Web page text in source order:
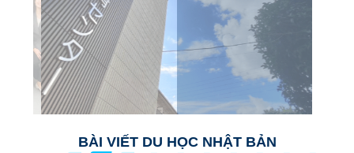
BÀI VIẾT DU HỌC NHẬT BẢN